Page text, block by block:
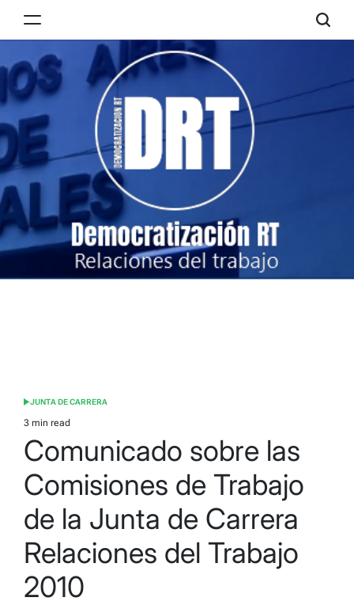
RT
POSTED
IN
JUNTA DE CARRERA
Estimated
read
time
3 min read
Comunicado sobre las
Comisiones de Trabajo
de la Junta de Carrera
Relaciones del Trabajo
2010